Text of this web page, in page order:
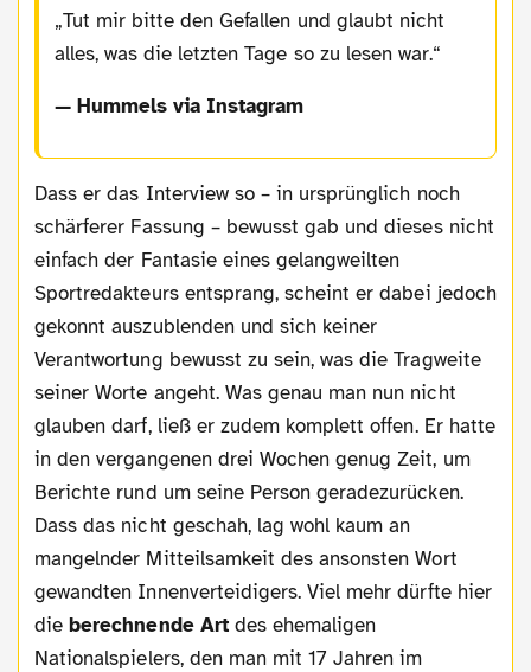
Tut mir bitte den Gefallen und glaubt nicht
alles, was die letzten Tage so zu lesen war.
— Hummels via Instagram
Dass er das Interview so – in ursprünglich noch
schärferer Fassung – bewusst gab und dieses nicht
einfach der Fantasie eines gelangweilten
Sportredakteurs entsprang, scheint er dabei jedoch
gekonnt auszublenden und sich keiner
Verantwortung bewusst zu sein, was die Tragweite
seiner Worte angeht. Was genau man nun nicht
glauben darf, ließ er zudem komplett offen. Er hatte
in den vergangenen drei Wochen genug Zeit, um
Berichte rund um seine Person geradezurücken.
Dass das nicht geschah, lag wohl kaum an
mangelnder Mitteilsamkeit des ansonsten Wort
gewandten Innenverteidigers. Viel mehr dürfte hier
dieberechnende Artdes ehemaligen
Nationalspielers, den man mit 17 Jahren im